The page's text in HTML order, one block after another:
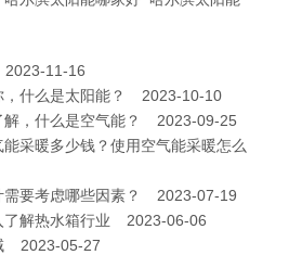
2023-11-16
什么是太阳能？
2023-10-10
，什么是空气能？
2023-09-25
采暖多少钱？使用空气能采暖怎么
要考虑哪些因素？
2023-07-19
解热水箱行业
2023-06-06
2023-05-27